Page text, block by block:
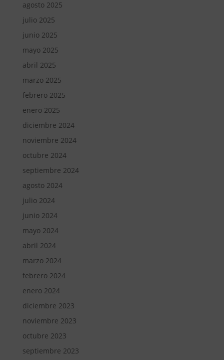
agosto 2025
julio 2025
junio 2025
mayo 2025
abril 2025
marzo 2025
febrero 2025
enero 2025
diciembre 2024
noviembre 2024
octubre 2024
septiembre 2024
agosto 2024
julio 2024
junio 2024
mayo 2024
abril 2024
marzo 2024
febrero 2024
enero 2024
diciembre 2023
noviembre 2023
octubre 2023
septiembre 2023